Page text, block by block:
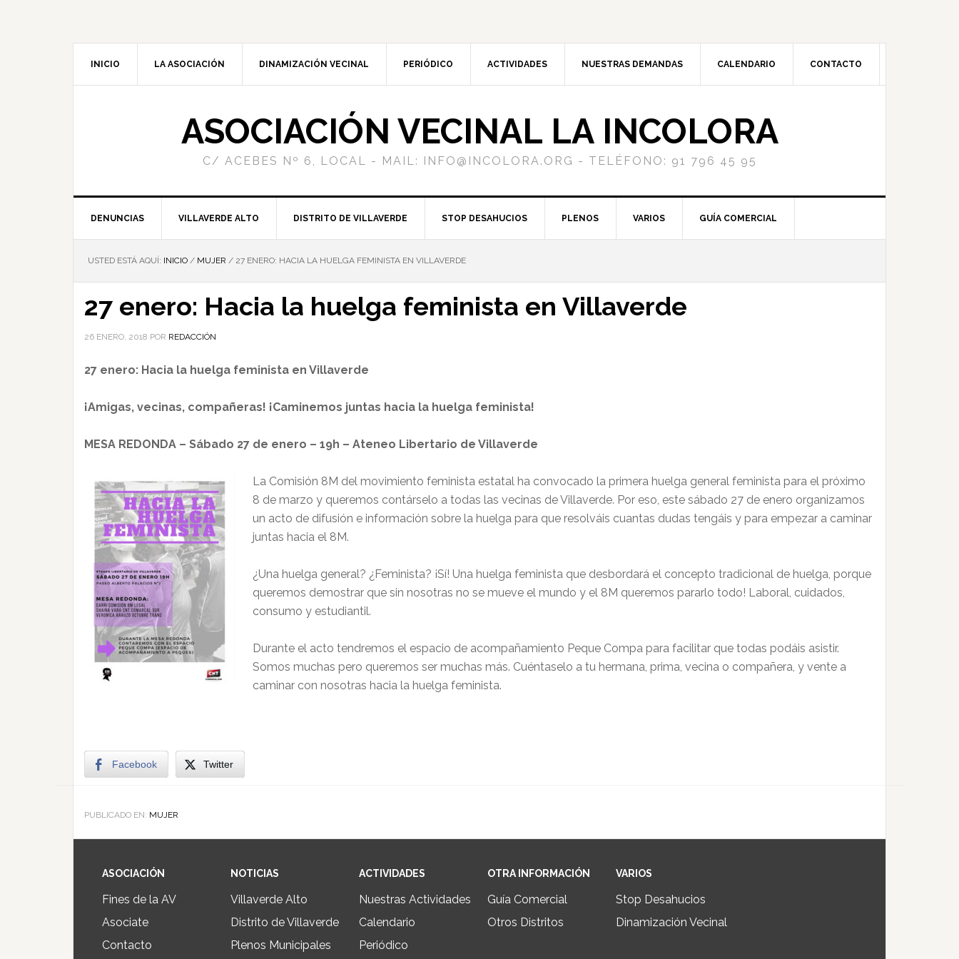
INICIO LA ASOCIACIÓN DINAMIZACIÓN VECINAL PERIÓDICO ACTIVIDADES NUESTRAS DEMANDAS CALENDARIO CONTACTO
ASOCIACIÓN VECINAL LA INCOLORA
C/ ACEBES Nº 6, LOCAL - MAIL: INFO@INCOLORA.ORG - TELÉFONO: 91 796 45 95
DENUNCIAS VILLAVERDE ALTO DISTRITO DE VILLAVERDE STOP DESAHUCIOS PLENOS VARIOS GUÍA COMERCIAL
USTED ESTÁ AQUÍ: INICIO / MUJER / 27 ENERO: HACIA LA HUELGA FEMINISTA EN VILLAVERDE
27 enero: Hacia la huelga feminista en Villaverde
26 ENERO, 2018 POR REDACCIÓN
27 enero: Hacia la huelga feminista en Villaverde
¡Amigas, vecinas, compañeras! ¡Caminemos juntas hacia la huelga feminista!
MESA REDONDA – Sábado 27 de enero – 19h – Ateneo Libertario de Villaverde
La Comisión 8M del movimiento feminista estatal ha convocado la primera huelga general feminista para el próximo
8 de marzo y queremos contárselo a todas las vecinas de Villaverde. Por eso, este sábado 27 de enero organizamos
un acto de difusión e información sobre la huelga para que resolváis cuantas dudas tengáis y para empezar a caminar
juntas hacia el 8M.
¿Una huelga general? ¿Feminista? ¡Sí! Una huelga feminista que desbordará el concepto tradicional de huelga, porque
queremos demostrar que sin nosotras no se mueve el mundo y el 8M queremos pararlo todo! Laboral, cuidados,
consumo y estudiantil.
Durante el acto tendremos el espacio de acompañamiento Peque Compa para facilitar que todas podáis asistir.
Somos muchas pero queremos ser muchas más. Cuéntaselo a tu hermana, prima, vecina o compañera, y vente a
caminar con nosotras hacia la huelga feminista.
Facebook Twitter
PUBLICADO EN: MUJER
ASOCIACIÓN
Fines de la AV
Asociate
Contacto
NOTICIAS
Villaverde Alto
Distrito de Villaverde
Plenos Municipales
ACTIVIDADES
Nuestras Actividades
Calendario
Periódico
OTRA INFORMACIÓN
Guía Comercial
Otros Distritos
VARIOS
Stop Desahucios
Dinamización Vecinal